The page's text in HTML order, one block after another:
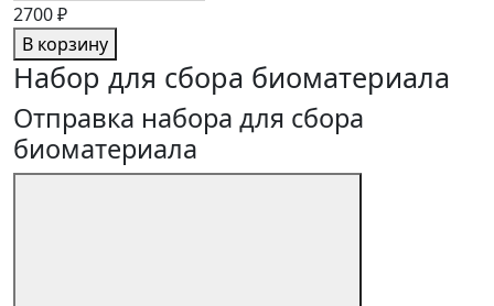
2700 ₽
В корзину
Набор для сбора биоматериала
Отправка набора для сбора
биоматериала